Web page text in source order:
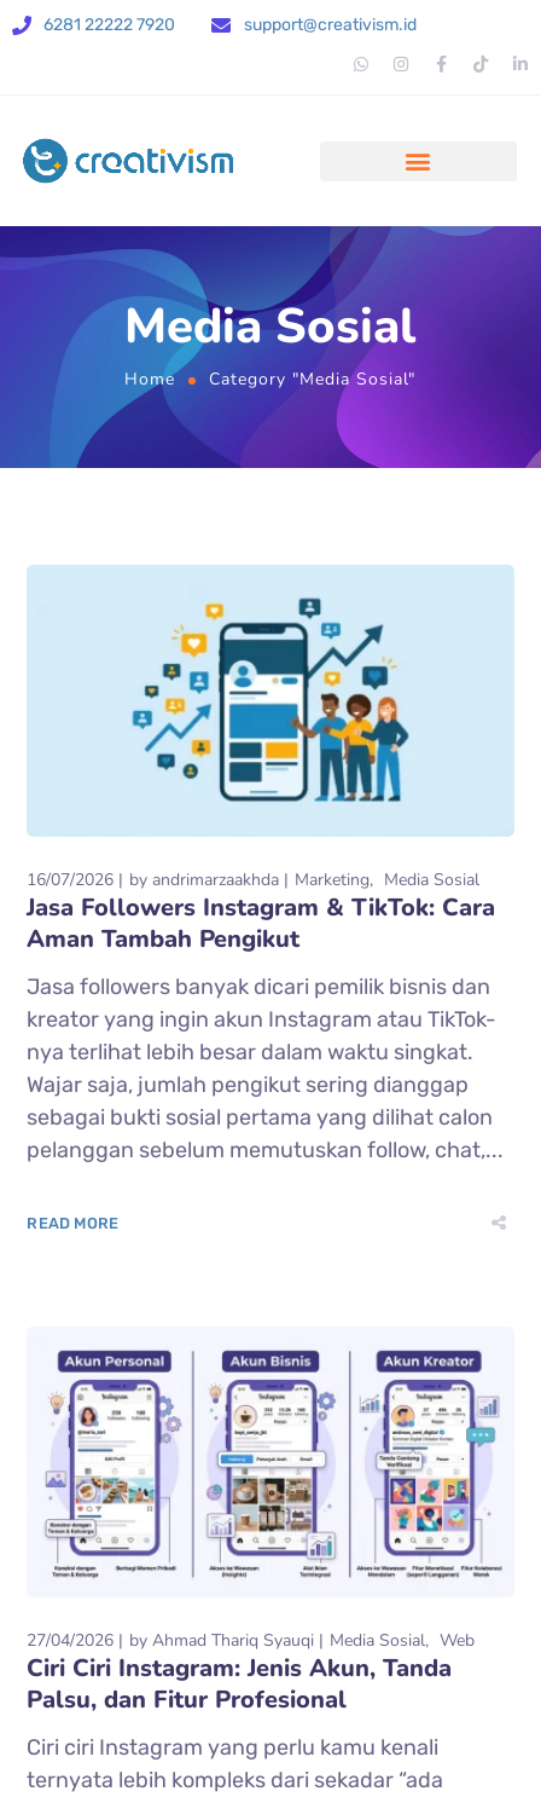
6281 22222 7920 support@creativism.id
Media Sosial
Home Category "Media Sosial"
16/07/2026 by andrimarzaakhda Marketing Media Sosial
Jasa Followers Instagram & TikTok: Cara
Aman Tambah Pengikut
Jasa followers banyak dicari pemilik bisnis dan
kreator yang ingin akun Instagram atau TikTok-
nya terlihat lebih besar dalam waktu singkat.
Wajar saja, jumlah pengikut sering dianggap
sebagai bukti sosial pertama yang dilihat calon
pelanggan sebelum memutuskan follow, chat,...
READ MORE
27/04/2026 byAhmad Thariq Syauqi Media Sosial Web
Ciri Ciri Instagram: Jenis Akun, Tanda
Palsu, dan Fitur Profesional
Ciri ciri Instagram yang perlu kamu kenali
ternyata lebih kompleks dari sekadar “ada